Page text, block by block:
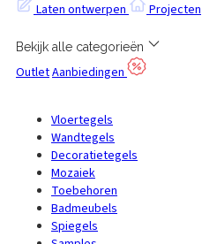
Laten ontwerpen
Projecten
Bekijk alle categorieën
OutletAanbiedingen
Vloertegels
Wandtegels
Decoratietegels
Mozaiek
Toebehoren
Badmeubels
Spiegels